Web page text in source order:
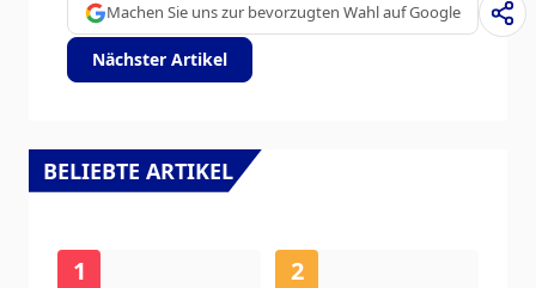
Machen Sie uns zur bevorzugten Wahl auf Google
Nächster Artikel
BELIEBTE ARTIKEL
1 2